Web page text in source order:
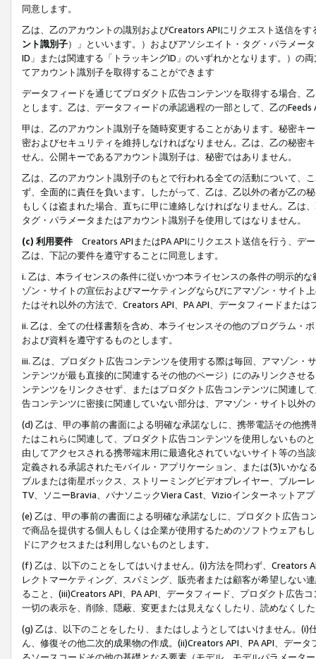
同意します。
乙は、乙のアカウントの識別およびCreators APIにリクエスト送信を
ント識別子）」といいます。）およびアソシエイト・タグ・パラメー
ID」または関連する「トラッキングID」のいずれかとなります。）の
てアカウント識別子を取得することができます
データフィードを通じてプロダクト広告コンテンツを取得する場合、
とします。乙は、データフィードの承認過程の一部として、乙の
甲は、乙のアカウント識別子を随時変更することがあります。秘密キ
密およびセキュリティを維持しなければなりません。乙は、乙の秘密
せん。公開キーであるアカウント識別子は、秘密ではありません。
乙は、乙のアカウント識別子のもとで行われる全ての活動について、
ず、全面的に責任を負います。したがって、乙は、乙以外の者が乙の
もしくは盗まれた場合、直ちに甲に連絡しなければなりません。乙は
タグ・パラメータまたはアカウント識別子を使用してはなりません。
(c) 利用要件 Creators APIまたはPA APIにリクエスト送信を行う、デ
乙は、下記の要件を遵守することに同意します。
i. 乙は、本ライセンスの条件に従いかつ本ライセンスの条件の明示的
ゾン・サイトの宣伝およびマーケティングならびにアマゾン・サイト
たはそれ以外の方法で、Creators API、PA API、データフィードまた
ii. 乙は、全ての仕様書類を含め、本ライセンスその他のプログラム・
および資料を遵守するものとします。
iii. 乙は、プロダクト広告コンテンツを使用する際は毎回、アマゾン
ンテンツが最も直接的に関連するその他のページ）にのみリンクさせ
ンテンツをリンクさせず、またはプロダクト広告コンテンツに関連し
告コンテンツに密接に関連していない部分は、アマゾン・サイト以外
(d) 乙は、甲の事前の書面による明確な承諾なしに、携帯電話その他
たはこれらに関連して、プロダクト広告コンテンツを使用しないもの
由してアクセスされる携帯端末用に最適化されていないサイト等の当
定義される承認されたモバイル・アプリケーション、または(3)いか
ブルまたは衛星ボックス、ストリーミングビデオプレイヤー、ブルー
TV、ソニーBravia、パナソニックViera Cast、Vizioインターネットア
(e) 乙は、甲の事前の書面による明確な承諾なしに、プロダクト広告
で商品を提供する個人もしくは企業が使用するためのソフトウェアも
ドにアクセスまたは利用しないものとします。
(f) 乙は、以下のことをしてはいけません。(i)方法を問わず、Creators
レクトマーケティング、スパミング、販売者または顧客が希望しない
ること、(iii)Creators API、PA API、データフィード、プロダクト広告
一切の表示を、削除、隠蔽、変更または見えなくしたり、読めなくし
(g) 乙は、以下のことをしたり、またはしようとしてはいけません。
ん、修復その他二次的成果物の作成。(ii)Creators API、PA API、デー
るソースコードその他の基礎となる要素（モデル、モデルパラメータ